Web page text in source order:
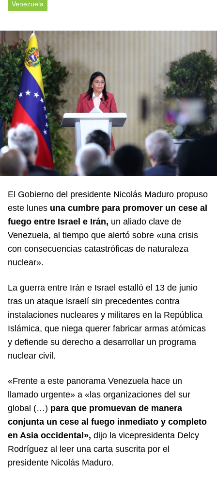
Venezuela
El Gobierno del presidente Nicolás Maduro propuso
este lunes una cumbre para promover un cese al
fuego entre Israel e Irán, un aliado clave de
Venezuela, al tiempo que alertó sobre «una crisis
con consecuencias catastróficas de naturaleza
nuclear».
La guerra entre Irán e Israel estalló el 13 de junio
tras un ataque israelí sin precedentes contra
instalaciones nucleares y militares en la República
Islámica, que niega querer fabricar armas atómicas
y defiende su derecho a desarrollar un programa
nuclear civil.
«Frente a este panorama Venezuela hace un
llamado urgente» a «las organizaciones del sur
global (…) para que promuevan de manera
conjunta un cese al fuego inmediato y completo
en Asia occidental», dijo la vicepresidenta Delcy
Rodríguez al leer una carta suscrita por el
presidente Nicolás Maduro.